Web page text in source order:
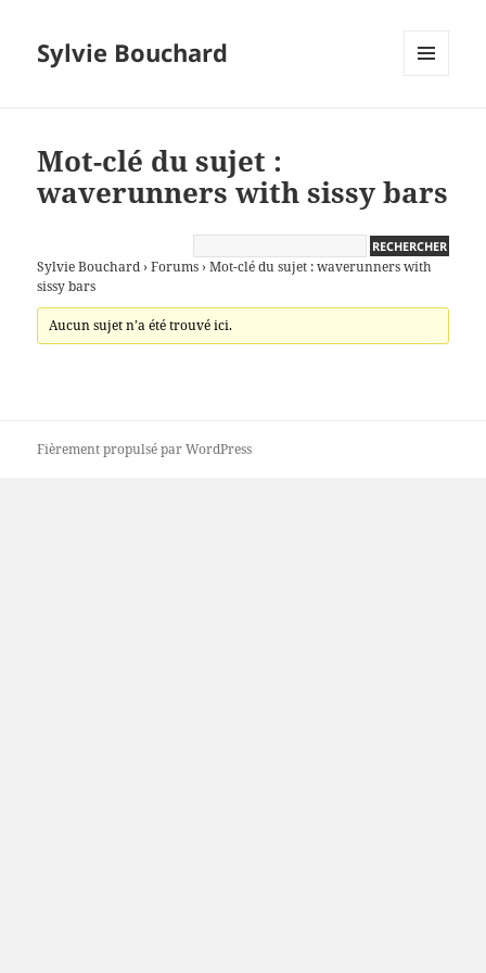
Sylvie Bouchard
Mot-clé du sujet :
waverunners with sissy bars
Sylvie Bouchard › Forums › Mot-clé du sujet : waverunners with
sissy bars
Aucun sujet n’a été trouvé ici.
Fièrement propulsé par WordPress